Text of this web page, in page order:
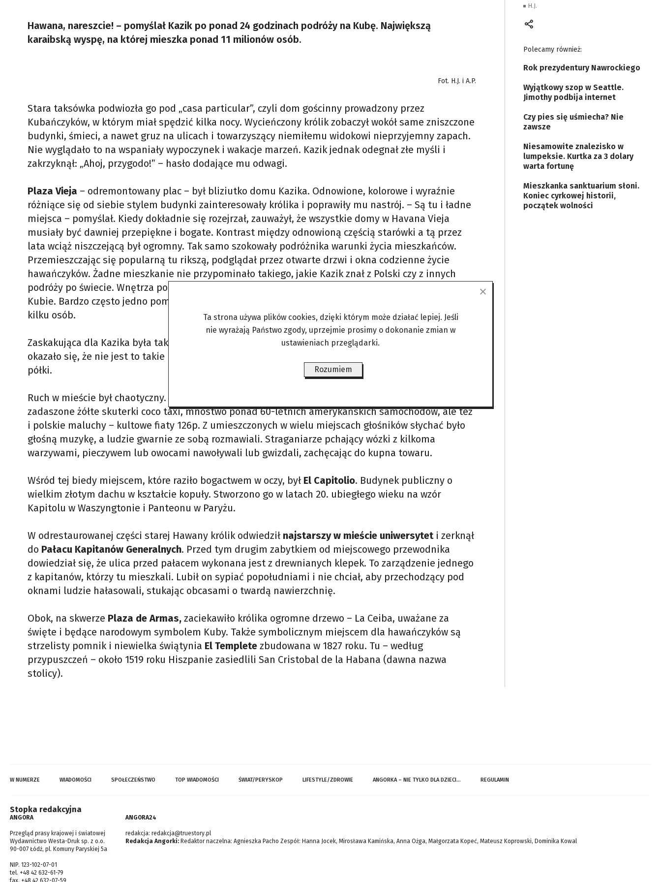
Hawana, nareszcie! – pomyślał Kazik po ponad 24 godzinach podróży na Kubę. Największą
karaibską wyspę, na której mieszka ponad 11 milionów osób.
Fot. H.J. i A.P.
Stara taksówka podwiozła go pod „casa particular”, czyli dom gościnny prowadzony przez
Kubańczyków, w którym miał spędzić kilka nocy. Wycieńczony królik zobaczył wokół same zniszczone
budynki, śmieci, a nawet gruz na ulicach i towarzyszący niemiłemu widokowi nieprzyjemny zapach.
Nie wyglądało to na wspaniały wypoczynek i wakacje marzeń. Kazik jednak odegnał złe myśli i
zakrzyknął: „Ahoj, przygodo!” – hasło dodające mu odwagi.
Plaza Vieja – odremontowany plac – był bliziutko domu Kazika. Odnowione, kolorowe i wyraźnie
różniące się od siebie stylem budynki zainteresowały królika i poprawiły mu nastrój. – Są tu i ładne
miejsca – pomyślał. Kiedy dokładnie się rozejrzał, zauważył, że wszystkie domy w Havana Vieja
musiały być dawniej przepiękne i bogate. Kontrast między odnowioną częścią starówki a tą przez
lata wciąż niszczejącą był ogromny. Tak samo szokowały podróżnika warunki życia mieszkańców.
Przemieszczając się popularną tu rikszą, podglądał przez otwarte drzwi i okna codzienne życie
hawańczyków. Żadne mieszkanie nie przypominało takiego, jakie Kazik znał z Polski czy z innych
podróży po świecie. Wnętrza pokoi odzwierciedlały ubóstwo życia pod reżimem politycznym na
Kubie. Bardzo często jedno pomieszczenie pełniło funkcję jednocześnie salonu, kuchni i sypialni dla
kilku osób.
Zaskakująca dla Kazika była także wizyta w sklepie. I choć podróżnik chciał kupić jedynie wodę, to
okazało się, że nie jest to takie proste. Sprzedawca i owszem pracował, jednak otaczały go puste
półki.
Ruch w mieście był chaotyczny. Obok królika przejeżdżały wspomniane rowerowe riksze, obłe i
zadaszone żółte skuterki coco taxi, mnóstwo ponad 60-letnich amerykańskich samochodów, ale też
i polskie maluchy – kultowe fiaty 126p. Z umieszczonych w wielu miejscach głośników słychać było
głośną muzykę, a ludzie gwarnie ze sobą rozmawiali. Straganiarze pchający wózki z kilkoma
warzywami, pieczywem lub owocami nawoływali lub gwizdali, zachęcając do kupna towaru.
Wśród tej biedy miejscem, które raziło bogactwem w oczy, był El Capitolio. Budynek publiczny o
wielkim złotym dachu w kształcie kopuły. Stworzono go w latach 20. ubiegłego wieku na wzór
Kapitolu w Waszyngtonie i Panteonu w Paryżu.
W odrestaurowanej części starej Hawany królik odwiedził najstarszy w mieście uniwersytet i zerknął
do Pałacu Kapitanów Generalnych. Przed tym drugim zabytkiem od miejscowego przewodnika
dowiedział się, że ulica przed pałacem wykonana jest z drewnianych klepek. To zarządzenie jednego
z kapitanów, którzy tu mieszkali. Lubił on sypiać popołudniami i nie chciał, aby przechodzący pod
oknami ludzie hałasowali, stukając obcasami o twardą nawierzchnię.
Obok, na skwerze Plaza de Armas, zaciekawiło królika ogromne drzewo – La Ceiba, uważane za
święte i będące narodowym symbolem Kuby. Także symbolicznym miejscem dla hawańczyków są
strzelisty pomnik i niewielka świątynia El Templete zbudowana w 1827 roku. Tu – według
przypuszczeń – około 1519 roku Hiszpanie zasiedlili San Cristobal de la Habana (dawna nazwa
stolicy).
H.J.
Polecamy również:
Rok prezydentury Nawrockiego
Wyjątkowy szop w Seattle.
Jimothy podbija internet
Czy pies się uśmiecha? Nie
zawsze
Niesamowite znalezisko w
lumpeksie. Kurtka za 3 dolary
warta fortunę
Mieszkanka sanktuarium słoni.
Koniec cyrkowej historii,
początek wolności
W NUMERZE WIADOMOŚCI SPOŁECZEŃSTWO TOP WIADOMOŚCI ŚWIAT/PERYSKOP LIFESTYLE/ZDROWIE ANGORKA – NIE TYLKO DLA DZIECI… REGULAMIN
Stopka redakcyjna
ANGORA
Przegląd prasy krajowej i światowej
Wydawnictwo Westa-Druk sp. z o.o.
90-007 Łódź, pl. Komuny Paryskiej 5a
NIP. 123-102-07-01
tel. +48 42 632-61-79
fax. +48 42 632-07-59
ANGORA24
redakcja: redakcja@truestory.pl
Redakcja Angorki: Redaktor naczelna: Agnieszka Pacho Zespół: Hanna Jocek, Mirosława Kamińska, Anna Ożga, Małgorzata Kopeć, Mateusz Koprowski, Dominika Kowal
Ta strona używa plików cookies, dzięki którym może działać lepiej. Jeśli
nie wyrażają Państwo zgody, uprzejmie prosimy o dokonanie zmian w
ustawieniach przeglądarki.
Rozumiem